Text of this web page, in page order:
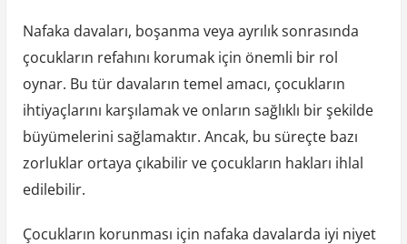
Nafaka davaları, boşanma veya ayrılık sonrasında
çocukların refahını korumak için önemli bir rol
oynar. Bu tür davaların temel amacı, çocukların
ihtiyaçlarını karşılamak ve onların sağlıklı bir şekilde
büyümelerini sağlamaktır. Ancak, bu süreçte bazı
zorluklar ortaya çıkabilir ve çocukların hakları ihlal
edilebilir.
Çocukların korunması için nafaka davalarda iyi niyet